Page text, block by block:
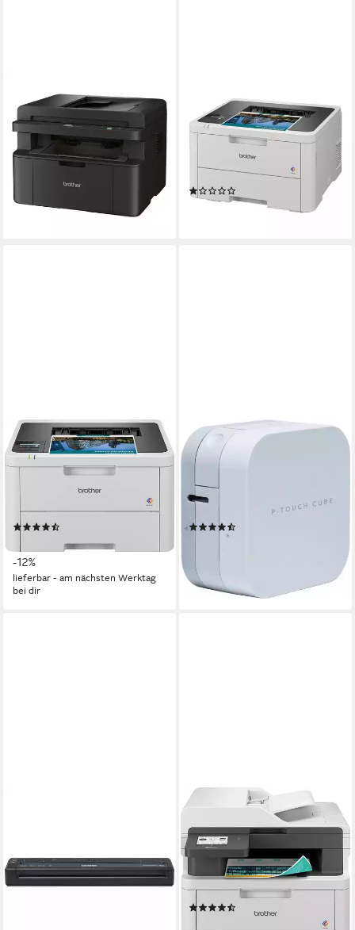
DCP-L1660W
Multifunktionsdrucker
S/W-Laser-Technologie Druckverfahren
260,00 €
lieferbar - in 4-5 Werktagen bei dir
HL-L3215CW
Farblaserdrucker
2400 x 600 dpi
Auflösung s/w Druck
2400 x 600 dpi
Auflösung Farb Druck
LED Druckverfahren
ab 222,22 €
BROTHER
HL-L3220CWE
Farblaserdrucker
600 x 2.400 dpi Auflösung s/w Druck
ab 245,62 € UVP279,00 €
-12%
lieferbar - am nächsten Werktag
bei dir
BROTHER
P-touch CUBE PT-P300BT
180 dpi
Thermotransferdruck Druckverfahren
Etikettendrucker
625,00 €
MFC-L3740CDWE
Multifunktionsdrucker
600 x 2.400 dpi Auflösung s/w Druck
1200 x 1200 dpi Auflösung Scan
Laserdruck Druckverfahren